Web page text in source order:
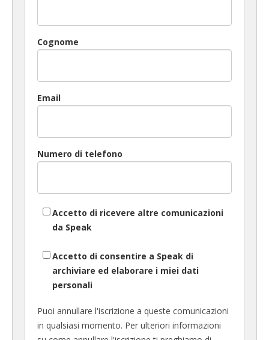
Cognome
Email
Numero di telefono
Accetto di ricevere altre comunicazioni
da Speak
Accetto di consentire a Speak di
archiviare ed elaborare i miei dati
personali
Puoi annullare l'iscrizione a queste comunicazioni
in qualsiasi momento. Per ulteriori informazioni